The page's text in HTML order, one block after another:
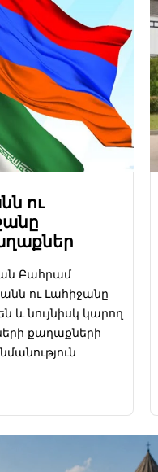
ու
Բահրամ
ու Լահիջանը
և նույնիսկ կարող
քաղաքների